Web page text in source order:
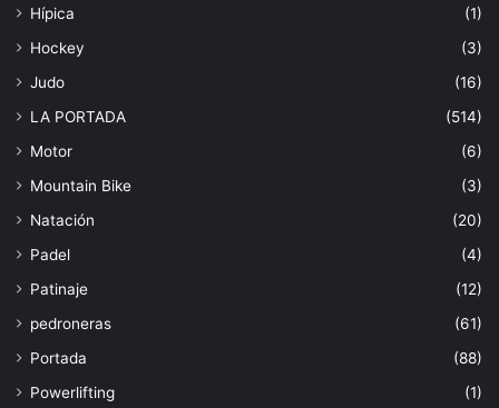
Hípica
(1)
Hockey
(3)
Judo
(16)
LA PORTADA
(514)
Motor
(6)
Mountain Bike
(3)
Natación
(20)
Padel
(4)
Patinaje
(12)
pedroneras
(61)
Portada
(88)
Powerlifting
(1)